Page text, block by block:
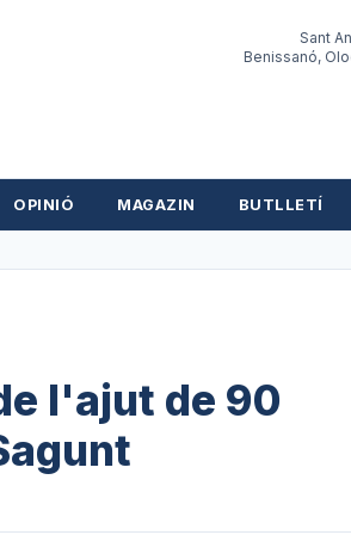
Sant
Benissanó,
OPINIÓ MAGAZIN BUTLLETÍ
l'ajut de 90